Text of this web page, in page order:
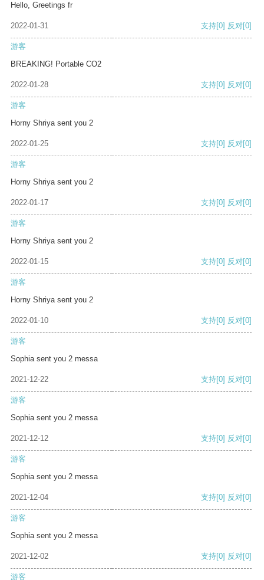
Hello, Greetings fr
2022-01-31 支持[0] 反对[0]
游客
BREAKING! Portable CO2
2022-01-28 支持[0] 反对[0]
游客
Horny Shriya sent you 2
2022-01-25 支持[0] 反对[0]
游客
Horny Shriya sent you 2
2022-01-17 支持[0] 反对[0]
游客
Horny Shriya sent you 2
2022-01-15 支持[0] 反对[0]
游客
Horny Shriya sent you 2
2022-01-10 支持[0] 反对[0]
游客
Sophia sent you 2 messa
2021-12-22 支持[0] 反对[0]
游客
Sophia sent you 2 messa
2021-12-12 支持[0] 反对[0]
游客
Sophia sent you 2 messa
2021-12-04 支持[0] 反对[0]
游客
Sophia sent you 2 messa
2021-12-02 支持[0] 反对[0]
游客